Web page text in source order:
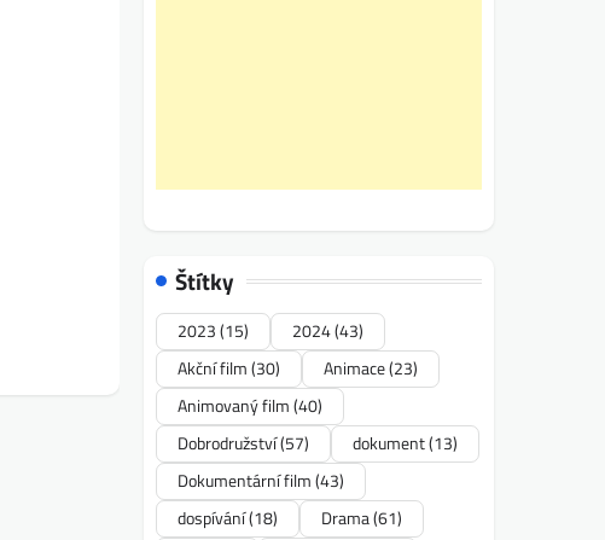
Štítky
2023(15) 2024(43)
Akční film(30) Animace(23)
Animovaný film(40)
Dobrodružství(57) dokument(13)
Dokumentární film(43)
dospívání(18) Drama(61)